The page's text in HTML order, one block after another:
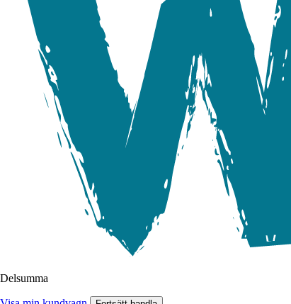
Delsumma